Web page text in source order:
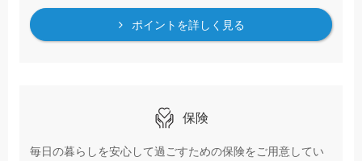
ポイントを詳しく見る
保険
毎日の暮らしを安心して過ごすための保険をご用意してい